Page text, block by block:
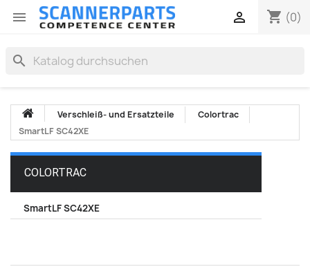
 shopping_cart (0)

search
Verschleiß- und Ersatzteile
Colortrac
SmartLF SC42XE
COLORTRAC
SmartLF SC42XE